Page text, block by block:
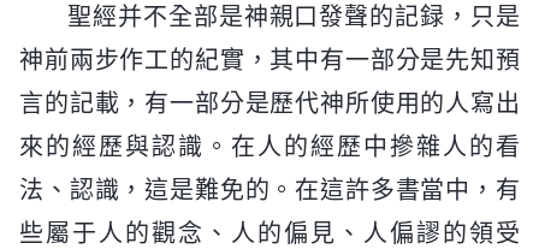
聖經并不全部是神親口發聲的記録，只是
神前兩步作工的紀實，其中有一部分是先知預
言的記載，有一部分是歷代神所使用的人寫出
來的經歷與認識。在人的經歷中摻雜人的看
法、認識，這是難免的。在這許多書當中，有
些屬于人的觀念、人的偏見、人偏謬的領受